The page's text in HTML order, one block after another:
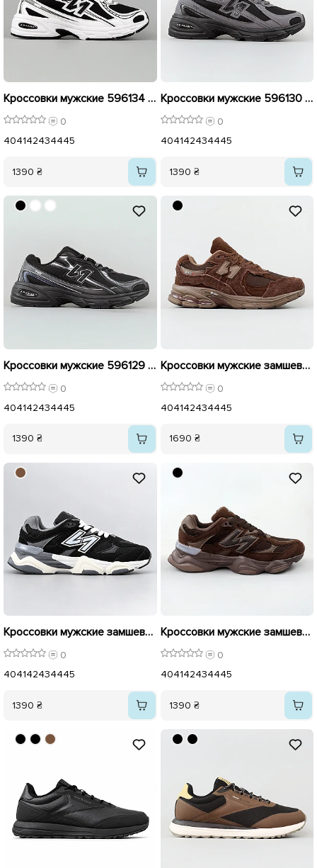
Кроссовки мужские 596134 Белый с черным
0
404142434445
1390 ₴
Кроссовки мужские 596130 Черный с серым
0
404142434445
1390 ₴
Кроссовки мужские 596129 Черные
0
404142434445
1390 ₴
Кроссовки мужские замшевые 596127 Коричневые
0
404142434445
1690 ₴
Кроссовки мужские замшевые 596131 Черные
0
404142434445
1390 ₴
Кроссовки мужские замшевые 596132 Коричневые.
0
404142434445
1390 ₴